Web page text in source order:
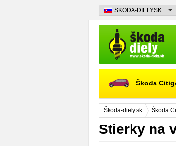
Škoda
Škoda-diely.sk Škoda
Stierky na
SKODA-DIELY.SK